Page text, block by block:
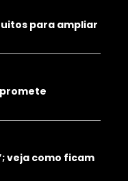
para ampliar
veja como ficam